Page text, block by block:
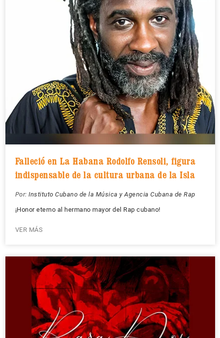
Falleció en La Habana Rodolfo Rensoli, figura
indispensable de la cultura urbana de la Isla
Por: Instituto Cubano de la Música y Agencia Cubana de Rap
¡Honor eterno al hermano mayor del Rap cubano!
VER MÁS